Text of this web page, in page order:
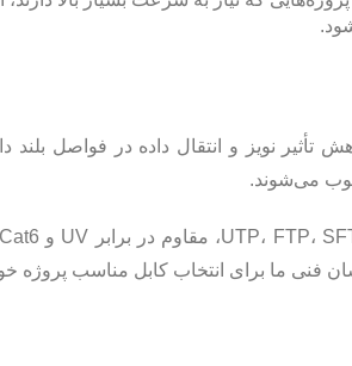
تأثیر نویز و انتقال داده در فواصل بلند
می‌شوند.
فنی ما برای انتخاب کابل مناسب پروژه